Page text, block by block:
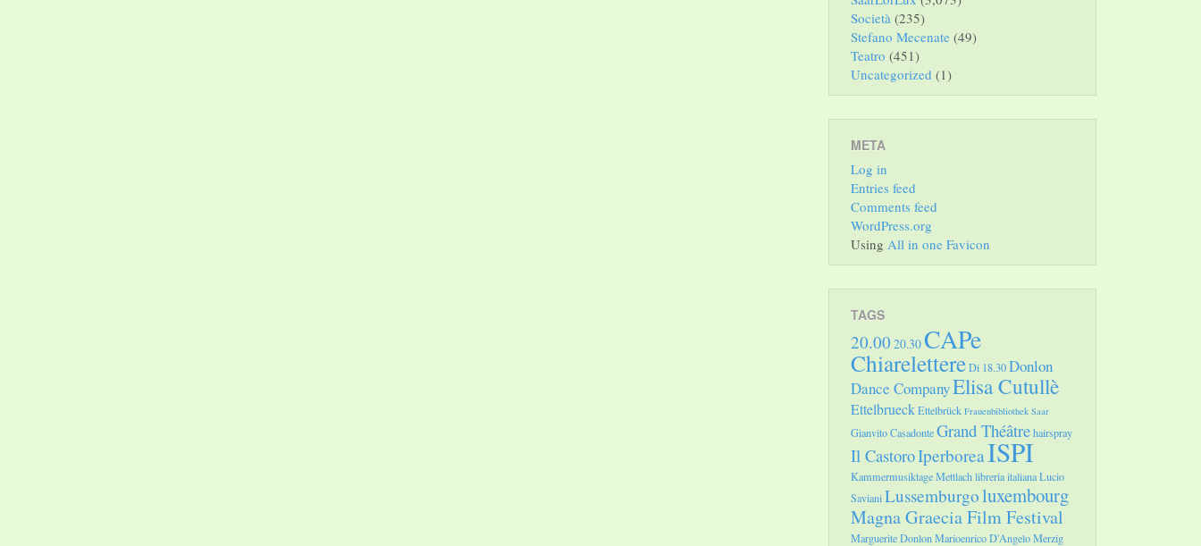
Società (235)
Stefano Mecenate (49)
Teatro (451)
Uncategorized (1)
META
Log in
Entries feed
Comments feed
WordPress.org
Using All in one Favicon
TAGS
20.00 20.30CAPe
ChiarelettereDi 18.30Donlon
Dance CompanyElisa Cutullè
EttelbrueckEttelbrück Frauenbibliothek Saar
Gianvito CasadonteGrand Théâtrehairspray
Il CastoroIperboreaISPI
Kammermusiktage Mettlachlibreria italianaLucio
SavianiLussemburgoluxembourg
Magna Graecia Film Festival
Marguerite DonlonMarioenrico D'AngeloMerzig